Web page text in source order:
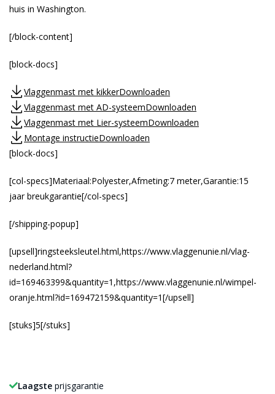
huis in Washington.
[/block-content]
[block-docs]
Vlaggenmast met kikkerDownloaden
Vlaggenmast met AD-systeemDownloaden
Vlaggenmast met Lier-systeemDownloaden
Montage instructieDownloaden
[block-docs]
[col-specs]Materiaal:Polyester,Afmeting:7 meter,Garantie:15
jaar breukgarantie[/col-specs]
[/shipping-popup]
[upsell]ringsteeksleutel.html,https://www.vlaggenunie.nl/vlag-
nederland.html?
id=169463399&quantity=1,https://www.vlaggenunie.nl/wimpel-
oranje.html?id=169472159&quantity=1[/upsell]
[stuks]5[/stuks]
Laagste prijsgarantie